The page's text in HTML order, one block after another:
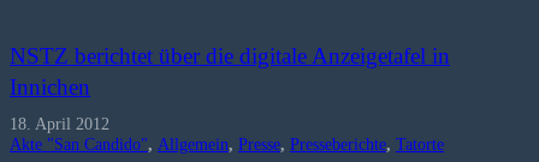
NSTZ berichtet über die digitale Anzeigetafel in
Innichen
18. April 2012
Akte "San Candido", Allgemein, Presse, Presseberichte, Tatorte